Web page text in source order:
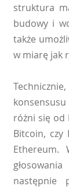
struktura
budowy i
także
w miarę jak
różni się od
Bitcoin, czy
Ethereum.
następnie